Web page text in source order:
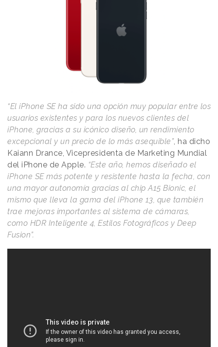
“El iPhone SE ha sido una opción muy popular entre los
usuarios existentes y para los nuevos clientes del
iPhone, gracias a su icónico diseño, un rendimiento
excepcional y un precio de lo más asequible” , ha dicho
Kaiann Drance, Vicepresidenta de Marketing Mundial
del iPhone de Apple. “Este año, hemos diseñado el
iPhone SE más potente y resistente hasta la fecha, con
una mayor autonomía gracias al chip A15 Bionic, el
mismo que lleva la gama del iPhone 13, que también
trae mejoras importantes al sistema de cámaras,
como HDR Inteligente 4, Estilos Fotográficos y Deep
Fusion”.